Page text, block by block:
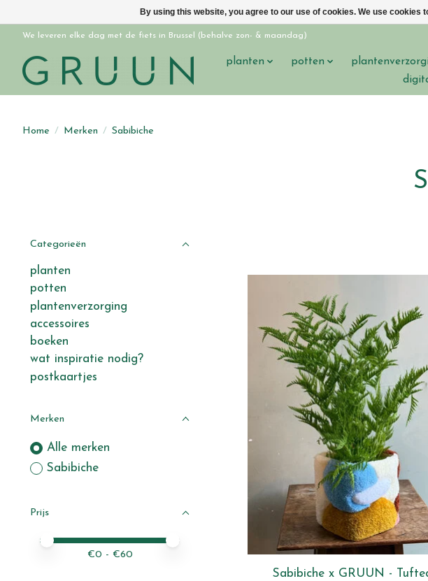
We leveren elke dag met de fiets in Brussel (behalve zon- & maandag)
planten potten
Home / Merken / Sabibiche
Categorieën
planten
potten
plantenverzorging
accessoires
boeken
wat inspiratie nodig?
postkaartjes
Merken
Alle merken
Sabibiche
Prijs
Minimale prijswaarde
Price maximum value
€0 - €60
Sabibiche x GRUUN -
By using this website, you agree to our use of cookies. We use